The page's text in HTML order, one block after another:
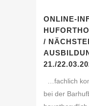
ONLINE-
/
21./
…fachlich
bei der